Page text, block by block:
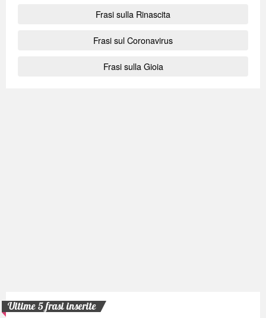
Frasi sulla Rinascita
Frasi sul Coronavirus
Frasi sulla Gioia
Ultime 5 frasi inserite